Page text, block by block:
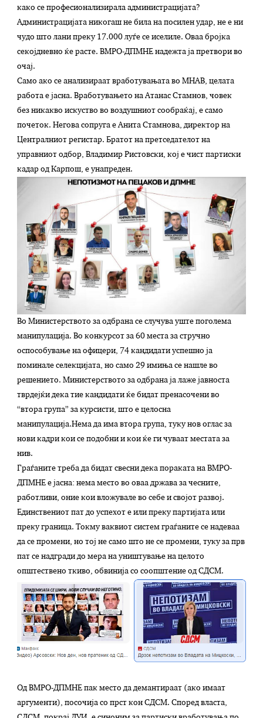
како се професионализирала администрацијата?
Администрацијата никогаш не била на посилен удар, не е ни
чудо што лани преку 17.000 луѓе се иселиле. Оваа бројка
секојдневно ќе расте. ВМРО-ДПМНЕ надежта ја претвори во
очај.
Само ако се анализираат вработувањата во МНАВ, целата
работа е јасна. Вработувањето на Атанас Стамнов, човек
без никакво искуство во воздушниот сообраќај, е само
почеток. Негова сопруга е Анита Стамнова, директор на
Централниот регистар. Братот на претседателот на
управниот одбор, Владимир Ристовски, кој е чист партиски
кадар од Карпош, е унапреден.
Во Министерството за одбрана се случува уште поголема
манипулација. Во конкурсот за 60 места за стручно
оспособување на офицери, 74 кандидати успешно ја
поминале селекцијата, но само 29 имиња се нашле во
решението. Министерството за одбрана ја лаже јавноста
тврдејќи дека тие кандидати ќе бидат пренасочени во
“втора група” за курсисти, што е целосна
манипулација.Нема да има втора група, туку нов оглас за
нови кадри кои се подобни и кои ќе ги чуваат местата за
нив.
Граѓаните треба да бидат свесни дека пораката на ВМРО-
ДПМНЕ е јасна: нема место во оваа држава за чесните,
работливи, оние кои вложувале во себе и својот развој.
Единствениот пат до успехот е или преку партијата или
преку граница. Токму ваквиот систем граѓаните се надеваа
да се промени, но тој не само што не се промени, туку за прв
пат се надгради до мера на уништување на целото
општествено ткиво, обвинија со соопштение од СДСМ.
Од ВМРО-ДПМНЕ пак место да демантираат (ако имаат
аргументи), посочија со прст кон СДСМ. Според власта,